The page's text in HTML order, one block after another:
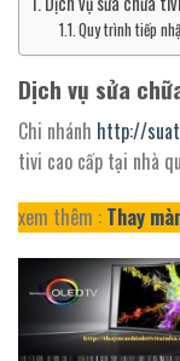
Quy trình tiếp
Dịch vụ sửa
Chi nhánh http://
tivi cao cấp tại nhà
xem thêm : Thay